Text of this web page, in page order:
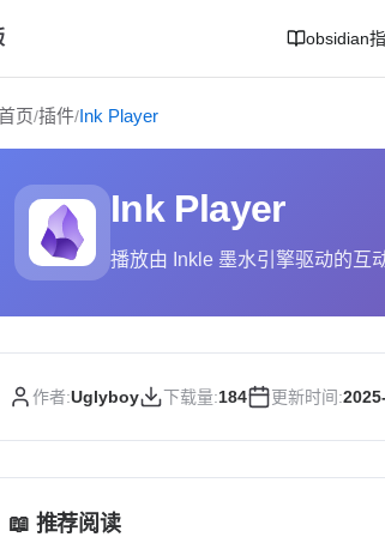
obsidian
页/插件/Ink Player
Ink Player
播放由 Inkle 墨水引擎驱动的互
作者:Uglyboy 下载量:184 更新时间:
📖 推荐阅读